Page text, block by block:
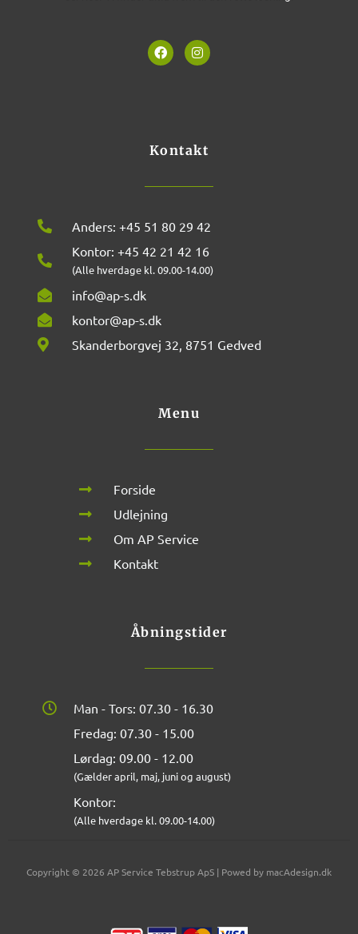
F
a
I
n
m
Kontakt
Anders: +45 51 80 29 42
Kontor: +45 42 21 42 16
(Alle hverdage kl. 09.00-14.00)
info@ap-s.dk
kontor@ap-s.dk
Skanderborgvej 32, 8751 Gedved
Menu
Forside
Udlejning
Om AP Service
Kontakt
Åbningstider
Man - Tors: 07.30 - 16.30
Fredag: 07.30 - 15.00
Lørdag: 09.00 - 12.00
(Gælder april, maj, juni og august)
Kontor:
(Alle hverdage kl. 09.00-14.00)
Copyright © 2026 AP Service Tebstrup ApS | Powed by macAdesign.dk